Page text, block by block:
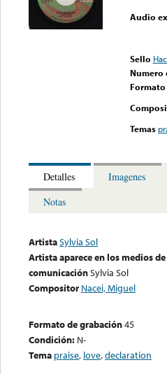
Audio
Sello
Numero
Temas
Detalles
Imagenes
Notas
ArtistaSylvia Sol
Artista aparece en los medios de
comunicaciónSylvia Sol
Compositor Nacei, Miguel
Formato de grabación45
Condición: N-
Tema praise, love,declaration